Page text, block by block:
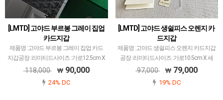
[LMTD] 고야드 부르봉 그레이 집업
카드지갑
제품명 :고야드 부르봉 그레이 집업 카드
지갑공장 :리미티드사이즈 :가로12.5cm X
세로8.4cm X 폭1cm색상 :그레이소재 :캔
개체 차이 가장 최소화된 공장입니다.고야
118,000 90,000
24% DC
[LMTD] 고야드 생쉴피스 오렌지 카
드지갑
제품명 :고야드 생쉴피스 오렌지 카드지갑
공장 :리미티드사이즈 :가로10.5cm X 세
로7cm색상 :오렌지소재 :캔버스 앤카프스
장 최소화된 공장입니다.고야드에서 많이
97,000 79,000
19% DC